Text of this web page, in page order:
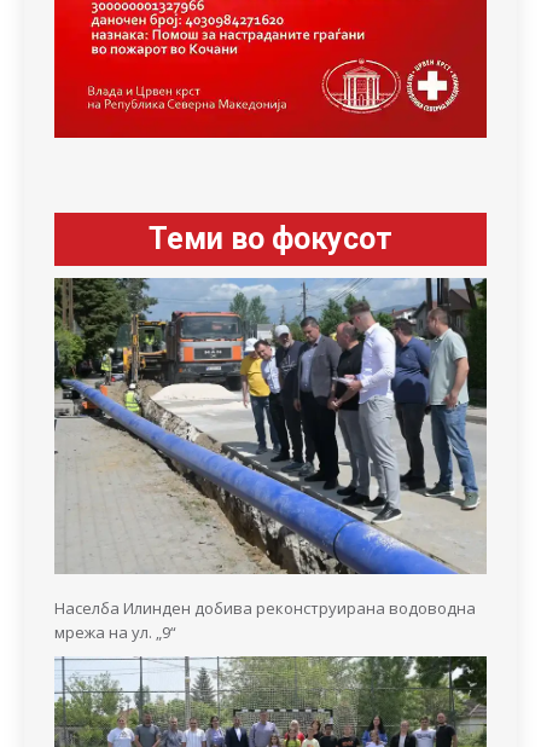
Теми во фокусот
Населба Илинден добива реконструирана водоводна
мрежа на ул. „9“